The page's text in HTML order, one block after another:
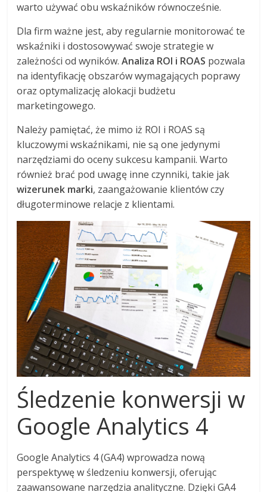
warto używać obu wskaźników równocześnie.
Dla firm ważne jest, aby regularnie monitorować te
wskaźniki i dostosowywać swoje strategie w
zależności od wyników.Analiza ROI i ROAS pozwala
na identyfikację obszarów wymagających poprawy
oraz optymalizację alokacji budżetu
marketingowego.
Należy pamiętać, że mimo iż ROI i ROAS są
kluczowymi wskaźnikami, nie są one jedynymi
narzędziami do oceny sukcesu kampanii. Warto
również brać pod uwagę inne czynniki, takie jak
wizerunek marki, zaangażowanie klientów czy
długoterminowe relacje z klientami.
Śledzenie konwersji w
Google Analytics 4
Google Analytics 4 (GA4) wprowadza nową
perspektywę w śledzeniu konwersji, oferując
zaawansowane narzędzia analityczne. Dzięki GA4